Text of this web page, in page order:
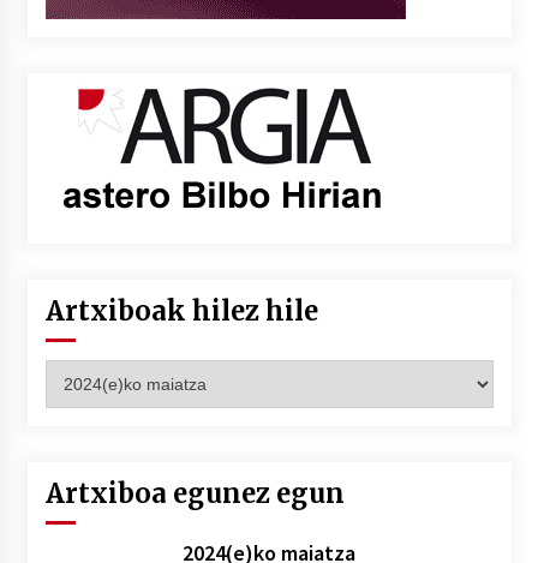
Artxiboak hilez hile
hilez
Artxiboa egunez egun
2024(e)ko maiatza